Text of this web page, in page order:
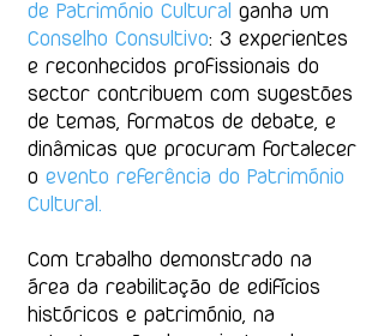
de Património Cultural ganha um
Conselho Consultivo: 3 experientes
e reconhecidos profissionais do
sector contribuem com sugestões
de temas, formatos de debate, e
dinâmicas que procuram fortalecer
o evento referência do Património
Cultural.
Com trabalho demonstrado na
área da reabilitação de edifícios
históricos e património, na